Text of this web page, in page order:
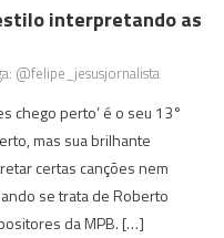
interpretando as
@felipe_jesusjornalista
chego perto’ é o seu 13°
mas sua brilhante
certas canções nem
se trata de Roberto
da MPB. […]